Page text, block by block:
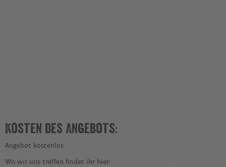
Kosten des Angebots:
Angebot kostenlos
Wo wir uns treffen findet ihr hier: